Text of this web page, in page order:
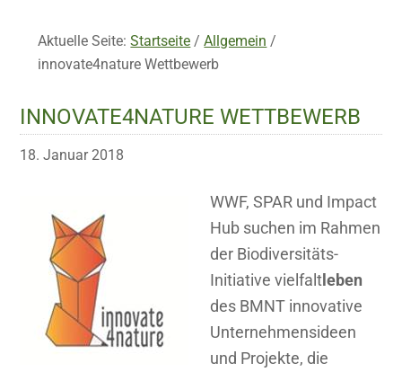
Aktuelle Seite:Startseite / Allgemein /
innovate4nature Wettbewerb
INNOVATE4NATURE WETTBEWERB
18. Januar 2018
WWF, SPAR und Impact
Hub suchen im Rahmen
der Biodiversitäts-
Initiative vielfalt leben
des BMNT innovative
Unternehmensideen
und Projekte, die